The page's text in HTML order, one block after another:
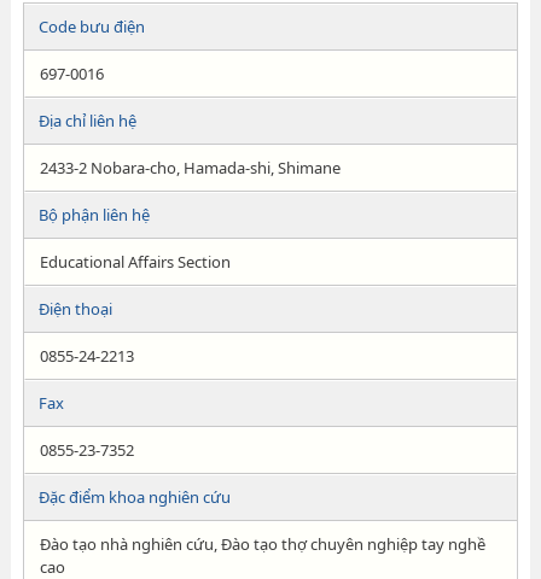
Code bưu điện
697-0016
Địa chỉ liên hệ
2433-2 Nobara-cho, Hamada-shi, Shimane
Bộ phận liên hệ
Educational Affairs Section
Điện thoại
0855-24-2213
Fax
0855-23-7352
Đặc điểm khoa nghiên cứu
Đào tạo nhà nghiên cứu, Đào tạo thợ chuyên nghiệp tay nghề
cao